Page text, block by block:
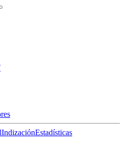
IndizaciónEstadísticas